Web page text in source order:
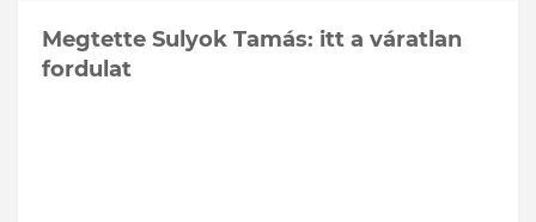
Megtette Sulyok Tamás: itt a váratlan
fordulat